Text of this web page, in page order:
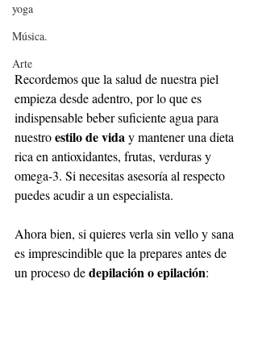
yoga
Música.
Arte
Recordemos que la salud de nuestra piel
empieza desde adentro, por lo que es
indispensable beber suficiente agua para
nuestro estilo de vida y mantener una dieta
rica en antioxidantes, frutas, verduras y
omega-3. Si necesitas asesoría al respecto
puedes acudir a un especialista.
Ahora bien, si quieres verla sin vello y sana
es imprescindible que la prepares antes de
un proceso de depilación o epilación: